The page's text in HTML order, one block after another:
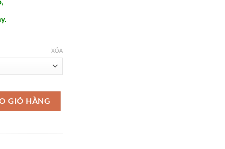
XÓA
cơ tự động - DH129 số lượng
GIỎ HÀNG